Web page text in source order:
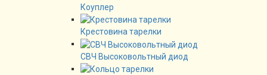
Коуплер
Крестовина тарелки
СВЧ Высоковольтный диод